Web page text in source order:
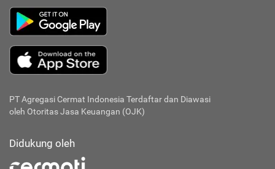
PT Agregasi Cermat Indonesia Terdaftar dan Diawasi
oleh Otoritas Jasa Keuangan (OJK)
Didukung oleh